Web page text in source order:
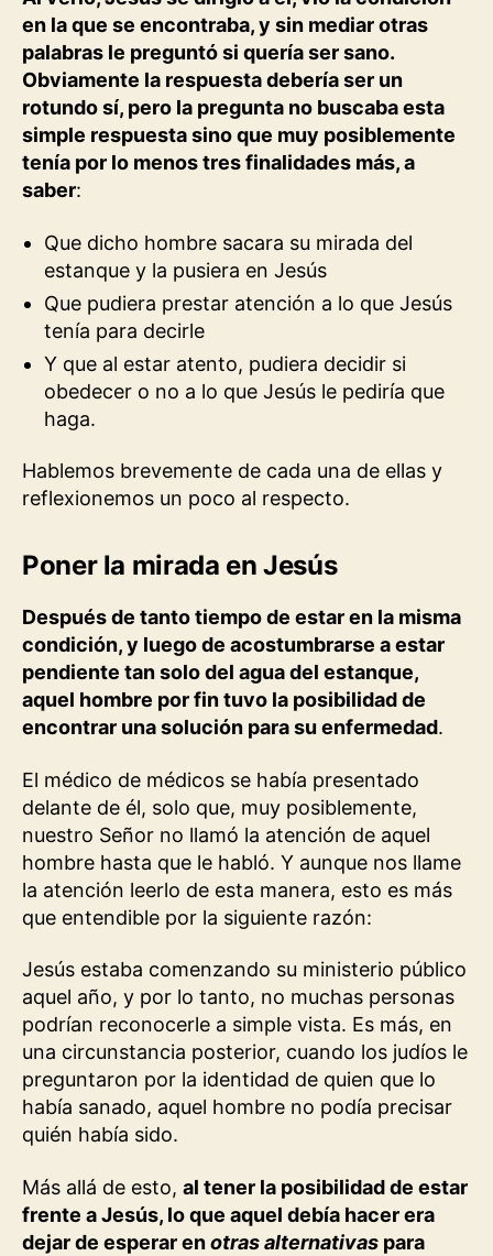
en la que se encontraba, y sin mediar otras
palabras le preguntó si quería ser sano.
Obviamente la respuesta debería ser un
rotundo sí, pero la pregunta no buscaba esta
simple respuesta sino que muy posiblemente
tenía por lo menos tres finalidades más, a
saber:
Que dicho hombre sacara su mirada del
estanque y la pusiera en Jesús
Que pudiera prestar atención a lo que Jesús
tenía para decirle
Y que al estar atento, pudiera decidir si
obedecer o no a lo que Jesús le pediría que
haga.
Hablemos brevemente de cada una de ellas y
reflexionemos un poco al respecto.
Poner la mirada en Jesús
Después de tanto tiempo de estar en la misma
condición, y luego de acostumbrarse a estar
pendiente tan solo del agua del estanque,
aquel hombre por fin tuvo la posibilidad de
encontrar una solución para su enfermedad.
El médico de médicos se había presentado
delante de él, solo que, muy posiblemente,
nuestro Señor no llamó la atención de aquel
hombre hasta que le habló. Y aunque nos llame
la atención leerlo de esta manera, esto es más
que entendible por la siguiente razón:
Jesús estaba comenzando su ministerio público
aquel año, y por lo tanto, no muchas personas
podrían reconocerle a simple vista. Es más, en
una circunstancia posterior, cuando los judíos le
preguntaron por la identidad de quien que lo
había sanado, aquel hombre no podía precisar
quién había sido.
Más allá de esto, al tener la posibilidad de estar
frente a Jesús, lo que aquel debía hacer era
dejar de esperar enotras alternativas para